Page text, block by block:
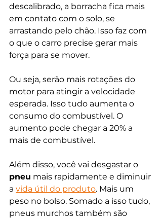
descalibrado, a borracha fica mais
em contato com o solo, se
arrastando pelo chão. Isso faz com
o que o carro precise gerar mais
força para se mover.
Ou seja, serão mais rotações do
motor para atingir a velocidade
esperada. Isso tudo aumenta o
consumo do combustível. O
aumento pode chegar a 20% a
mais de combustível.
Além disso, você vai desgastar o
pneu mais rapidamente e diminuir
a vida útil do produto. Mais um
peso no bolso. Somado a isso tudo,
pneus murchos também são